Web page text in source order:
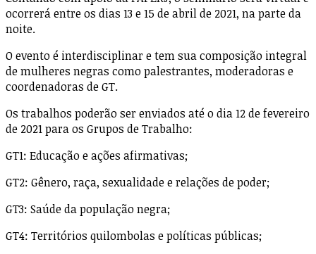
ocorrerá entre os dias 13 e 15 de abril de 2021, na parte da
noite.
O evento é interdisciplinar e tem sua composição integral
de mulheres negras como palestrantes, moderadoras e
coordenadoras de GT.
Os trabalhos poderão ser enviados até o dia 12 de fevereiro
de 2021 para os Grupos de Trabalho:
GT1: Educação e ações afirmativas;
GT2: Gênero, raça, sexualidade e relações de poder;
GT3: Saúde da população negra;
GT4: Territórios quilombolas e políticas públicas;